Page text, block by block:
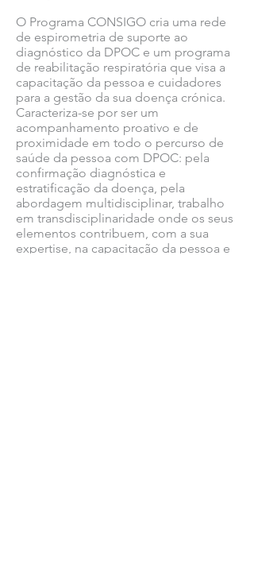
O Programa CONSIGO cria uma rede
de espirometria de suporte ao
diagnóstico da DPOC e um programa
de reabilitação respiratória que visa a
capacitação da pessoa e cuidadores
para a gestão da sua doença crónica.
Caracteriza-se por ser um
acompanhamento proativo e de
proximidade em todo o percurso de
saúde da pessoa com DPOC: pela
confirmação diagnóstica e
estratificação da doença, pela
abordagem multidisciplinar, trabalho
em transdisciplinaridade onde os seus
elementos contribuem, com a sua
expertise, na capacitação da pessoa e